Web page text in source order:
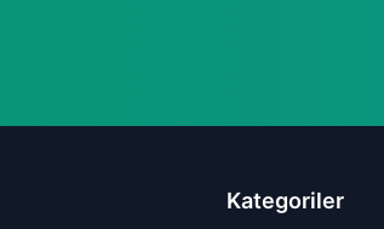
Kategoriler